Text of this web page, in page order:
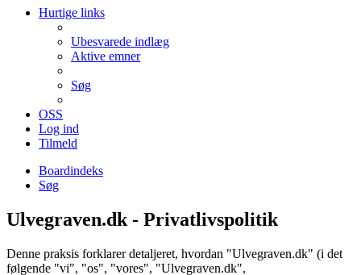
Hurtige links
Ubesvarede indlæg
Aktive emner
Søg
OSS
Log ind
Tilmeld
Boardindeks
Søg
Ulvegraven.dk - Privatlivspolitik
Denne praksis forklarer detaljeret, hvordan "Ulvegraven.dk" (i det
følgende "vi", "os", "vores", "Ulvegraven.dk",